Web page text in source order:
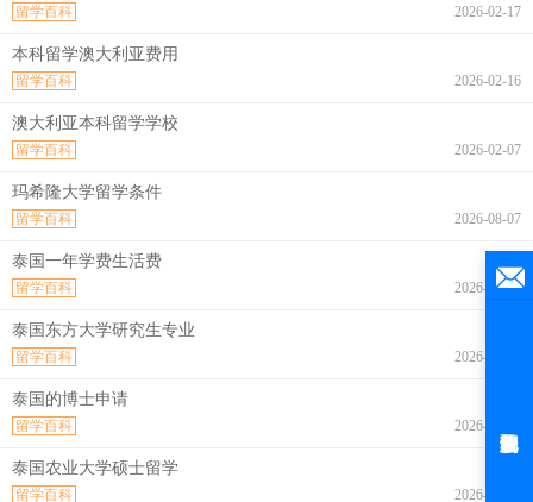
2026-02-17
留学百科
本科留学澳大利亚费用
2026-02-16
留学百科
澳大利亚本科留学学校
2026-02-07
留学百科
玛希隆大学留学条件
2026-08-07
留学百科
泰国一年学费生活费
2026-08-07
留学百科
泰国东方大学研究生专业
2026-08-07
留学百科
泰国的博士申请
2026-08-07
留学百科
泰国农业大学硕士留学
2026-08-07
留学百科